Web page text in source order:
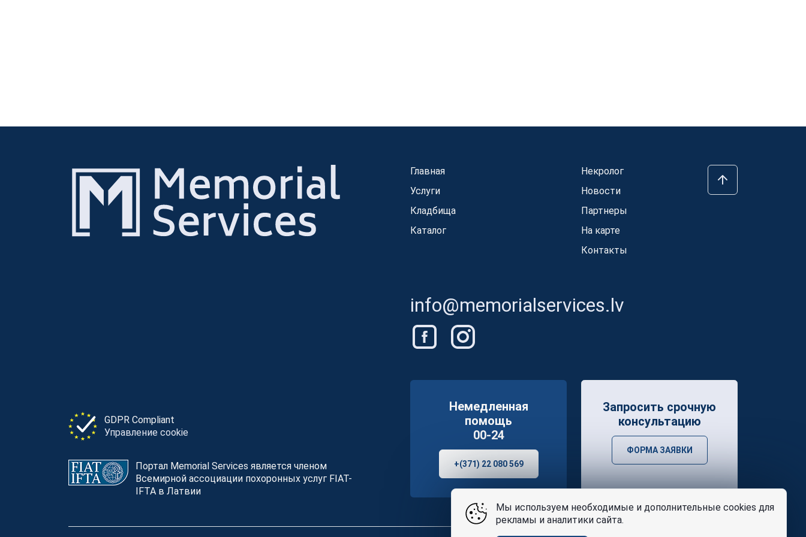
Главная
Услуги
Кладбища
Каталог
Некролог
Новости
Партнеры
На карте
Контакты
info@memorialservices.lv
GDPR Compliant
Управление cookie
Портал Memorial Services является членом
Всемирной ассоциации похоронных услуг FIAT-
IFTA в Латвии
Немедленная
помощь
00-24
+(371) 22 080 569
Запросить срочную
консультацию
ФОРМА ЗАЯВКИ
Мы используем необходимые и дополнительные cookies для
рекламы и аналитики сайта.